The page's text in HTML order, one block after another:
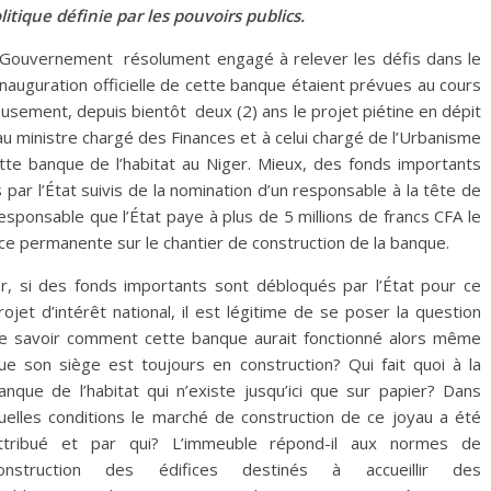
définie par les pouvoirs publics.
résolument engagé à relever les défis dans le
officielle de cette banque étaient prévues au cours
depuis bientôt deux (2) ans le projet piétine en dépit
chargé des Finances et à celui chargé de l’Urbanisme
banque de l’habitat au Niger. Mieux, des fonds importants
l’État suivis de la nomination d’un responsable à la tête de
que l’État paye à plus de 5 millions de francs CFA le
permanente sur le chantier de construction de la banque.
si des fonds importants sont débloqués par l’État pour ce
d’intérêt national, il est légitime de se poser la question
savoir comment cette banque aurait fonctionné alors même
son siège est toujours en construction? Qui fait quoi à la
de l’habitat qui n’existe jusqu’ici que sur papier? Dans
conditions le marché de construction de ce joyau a été
et par qui? L’immeuble répond-il aux normes de
des édifices destinés à accueillir des